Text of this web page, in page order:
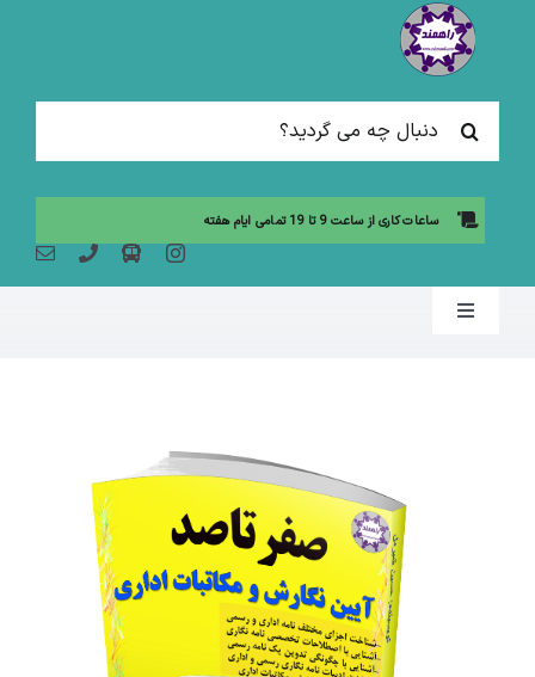
جستجو
برای:
ساعات کاری از ساعت 9 تا 19 تمامی ایام هفته
Toggle
آموزش حضوری (لیست دوره ها)
محصولات و بسته های آموزشیVIP